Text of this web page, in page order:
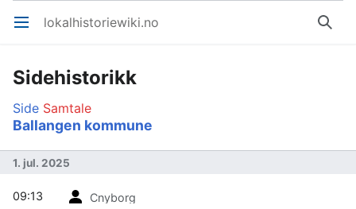
Åpne hovedmenyen lokalhistoriewiki.no Søk
Sidehistorikk
Side Samtale
Ballangen kommune
1. jul. 2025
Cnyborg
09:13